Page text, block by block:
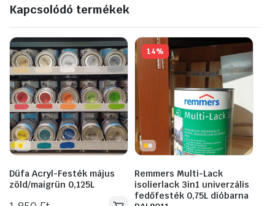
Kapcsolódó termékek
Düfa Acryl-Festék május
zöld/maigrün 0,125L
14%
Remmers Multi-Lack
isolierlack 3in1 univerzális
fedőfesték 0,75L dióbarna